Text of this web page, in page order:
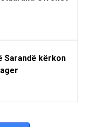
Sarandë kërkon